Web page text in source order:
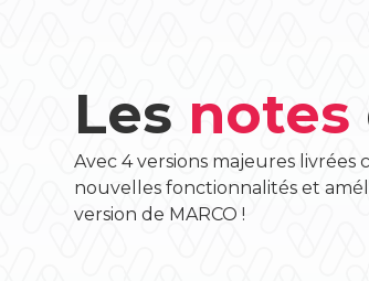
Les notes
Avec 4 versions majeures
nouvelles fonctionnalités et
version de MARCO !